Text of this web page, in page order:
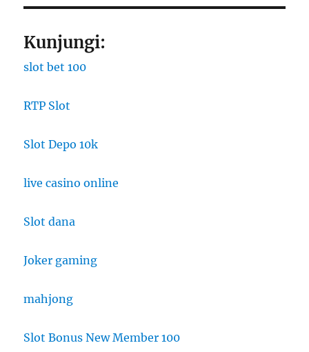
Kunjungi:
slot bet 100
RTP Slot
Slot Depo 10k
live casino online
Slot dana
Joker gaming
mahjong
Slot Bonus New Member 100